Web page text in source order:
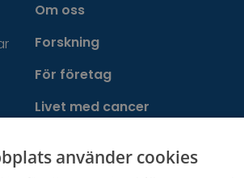
Om oss
Forskning
För företag
Livet med cancer
använder cookies